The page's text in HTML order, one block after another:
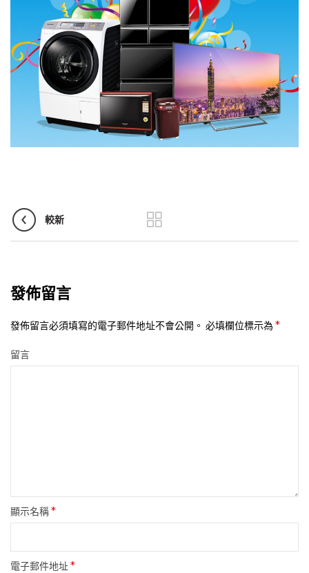
較新
發佈留言
發佈留言必須填寫的電子郵件地址不會公開。 必填欄位標示為 *
留言
顯示名稱*
電子郵件地址*